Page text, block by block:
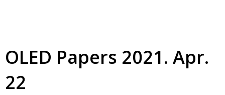
OLED Papers 2021. Apr.
22